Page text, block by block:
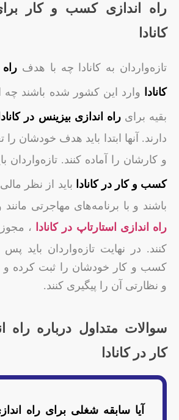
راه اندازی کسب و کار
کانادا
تازه‌واردان به کانادا چه با هدف
کانادا
وارد این کشور شده باشند
بقیه برایراه اندازی بیزینس در کانادا
دارند. آنها ابتدا باید هدف خودشان
و کارشان را آماده کنند. تازه‌واردان
کسب و کار در کانادا باید از نظر
باشند و با برنامه‌های مهاجرتی مانند
راه اندازی استارتاپ در کانادا
،
کنند. در نهایت تازه‌واردان باید پس
کسب و کار خودشان را ثبت کرده و
و نظارتی آن را پیگیری کنند.
سوالات متداول درباره
کار در کانادا
آیا سابقه شغلی برای راه